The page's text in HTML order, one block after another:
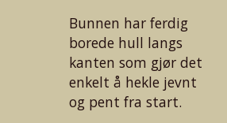
Bunnen har ferdig
borede hull langs
kanten som gjør det
enkelt å hekle jevnt
og pent fra start.